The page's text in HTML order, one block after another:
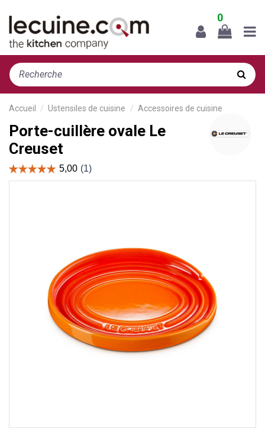
0
Accueil Ustensiles de cuisine Accessoires de cuisine
Porte-cuillère ovale Le
Creuset